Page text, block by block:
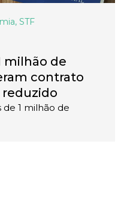
, STF
milhão de
contrato
reduzido
1 milhão de